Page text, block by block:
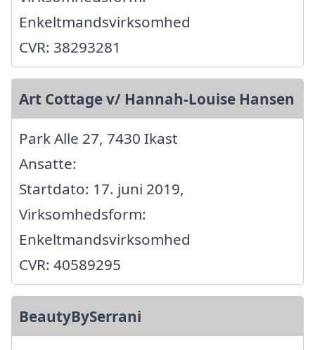
Enkeltmandsvirksomhed
CVR: 38293281
Art Cottage v/ Hannah-Louise Hansen
Park Alle 27, 7430 Ikast
Ansatte:
Startdato: 17. juni 2019,
Virksomhedsform:
Enkeltmandsvirksomhed
CVR: 40589295
BeautyBySerrani